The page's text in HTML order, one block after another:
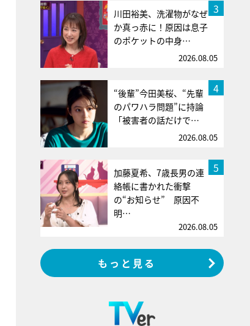
3
川田裕美、洗濯物がなぜ
か真っ赤に！原因は息子
のポケットの中身…
2026.08.05
4
“後輩”今田美桜、“先輩
のパワハラ問題”に持論
「被害者の話だけで…
2026.08.05
5
加藤夏希、7歳長男の連
絡帳に書かれた衝撃
の“お知らせ” 原因不
明…
2026.08.05
もっと見る